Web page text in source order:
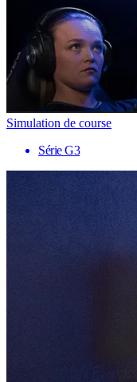
Simulation de course
Série G3